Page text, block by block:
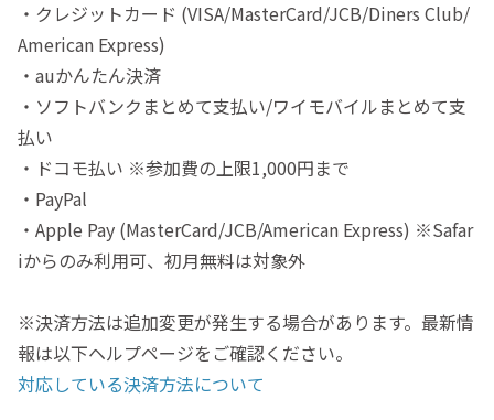
・クレジットカード (VISA/MasterCard/JCB/Diners Club/
American Express)
・auかんたん決済
・ソフトバンクまとめて支払い/ワイモバイルまとめて支
払い
・ドコモ払い ※参加費の上限1,000円まで
・PayPal
・Apple Pay (MasterCard/JCB/American Express) ※Safar
iからのみ利用可、初月無料は対象外
※決済方法は追加変更が発生する場合があります。最新情
報は以下ヘルプページをご確認ください。
対応している決済方法について